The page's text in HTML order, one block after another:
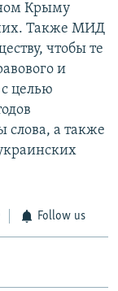
Крыму
Также МИД
чтобы те
и
целью
слова, а также
Follow us